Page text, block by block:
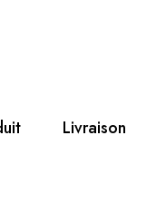
Livraison